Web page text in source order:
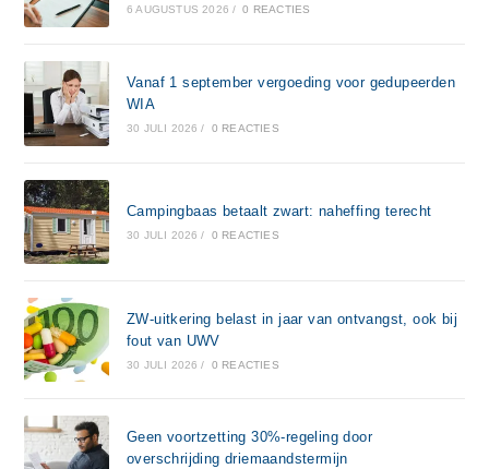
6 AUGUSTUS 2026 / 0 REACTIES
Vanaf 1 september vergoeding voor gedupeerden
WIA
30 JULI 2026 / 0 REACTIES
Campingbaas betaalt zwart: naheffing terecht
30 JULI 2026 / 0 REACTIES
ZW-uitkering belast in jaar van ontvangst, ook bij
fout van UWV
30 JULI 2026 / 0 REACTIES
Geen voortzetting 30%-regeling door
overschrijding driemaandstermijn